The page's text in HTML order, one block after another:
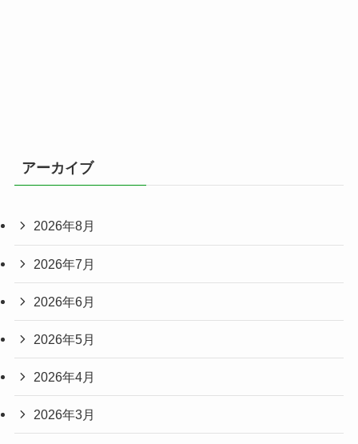
アーカイブ
2026年8月
2026年7月
2026年6月
2026年5月
2026年4月
2026年3月